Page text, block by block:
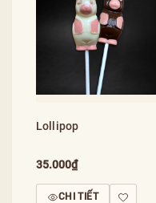
Lollipop
35.000₫
CHI TIẾT